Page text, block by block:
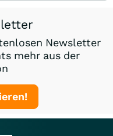
Newsletter
mehr aus der